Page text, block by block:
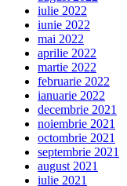
iulie 2022
iunie 2022
mai 2022
aprilie 2022
martie 2022
februarie 2022
ianuarie 2022
decembrie 2021
noiembrie 2021
octombrie 2021
septembrie 2021
august 2021
iulie 2021